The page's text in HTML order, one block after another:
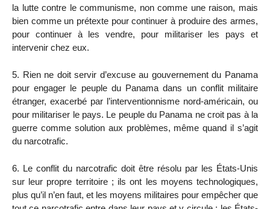
la lutte contre le communisme, non comme une raison, mais
bien comme un prétexte pour continuer à produire des armes,
pour continuer à les vendre, pour militariser les pays et
intervenir chez eux.
5. Rien ne doit servir d’excuse au gouvernement du Panama
pour engager le peuple du Panama dans un conflit militaire
étranger, exacerbé par l’interventionnisme nord-américain, ou
pour militariser le pays. Le peuple du Panama ne croit pas à la
guerre comme solution aux problèmes, même quand il s’agit
du narcotrafic.
6. Le conflit du narcotrafic doit être résolu par les États-Unis
sur leur propre territoire ; ils ont les moyens technologiques,
plus qu’il n’en faut, et les moyens militaires pour empêcher que